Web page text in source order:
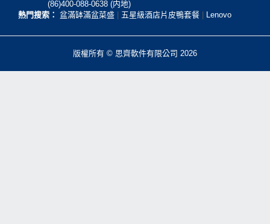
(86)400-088-0638 (内地)
熱門搜索： 盆滿缽滿盆菜盛 | 五星級酒店片皮鴨套餐 | Lenovo
版權所有 © 思齊軟件有限公司 2026